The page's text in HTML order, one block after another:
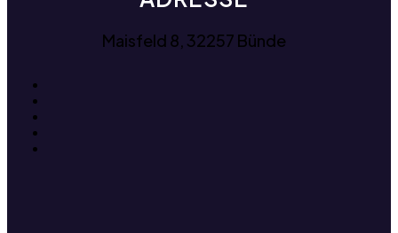
Maisfeld 8, 32257 Bünde